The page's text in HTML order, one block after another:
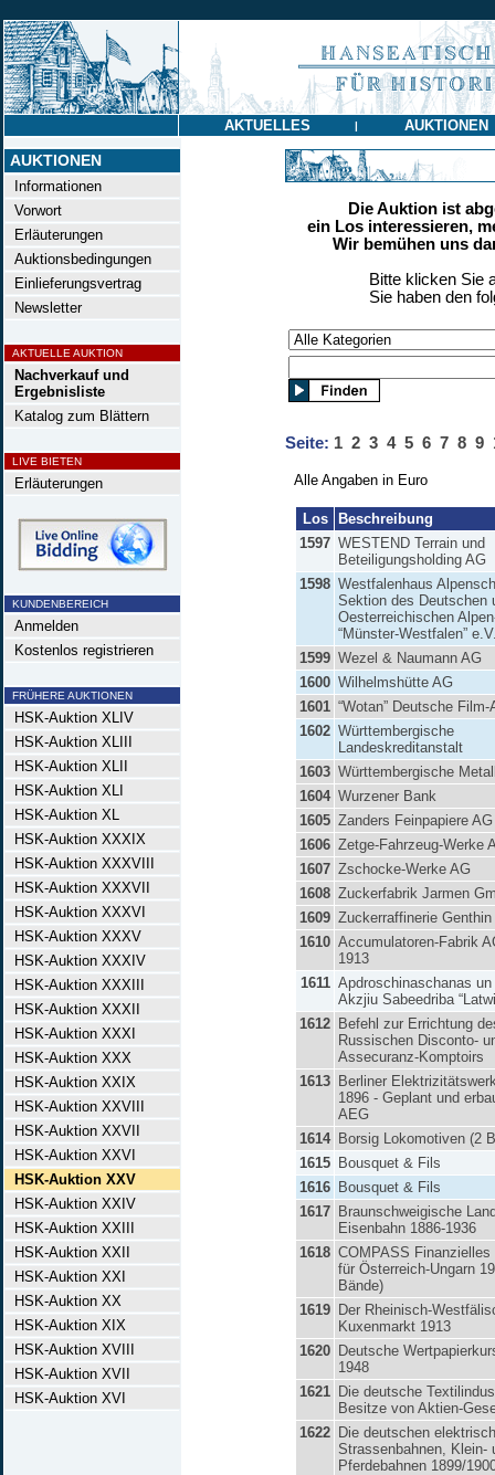
AKTUELLES | AUKTIONEN
AUKTIONEN
Informationen
Vorwort
Erläuterungen
Auktionsbedingungen
Einlieferungsvertrag
Newsletter
AKTUELLE AUKTION
Nachverkauf und
Ergebnisliste
Katalog zum Blättern
LIVE BIETEN
Erläuterungen
KUNDENBEREICH
Anmelden
Kostenlos registrieren
FRÜHERE AUKTIONEN
HSK-Auktion XLIV
HSK-Auktion XLIII
HSK-Auktion XLII
HSK-Auktion XLI
HSK-Auktion XL
HSK-Auktion XXXIX
HSK-Auktion XXXVIII
HSK-Auktion XXXVII
HSK-Auktion XXXVI
HSK-Auktion XXXV
HSK-Auktion XXXIV
HSK-Auktion XXXIII
HSK-Auktion XXXII
HSK-Auktion XXXI
HSK-Auktion XXX
HSK-Auktion XXIX
HSK-Auktion XXVIII
HSK-Auktion XXVII
HSK-Auktion XXVI
HSK-Auktion XXV
HSK-Auktion XXIV
HSK-Auktion XXIII
HSK-Auktion XXII
HSK-Auktion XXI
HSK-Auktion XX
HSK-Auktion XIX
HSK-Auktion XVIII
HSK-Auktion XVII
HSK-Auktion XVI
Die Auktion ist
ein Los interessieren,
Wir bemühen uns
Bitte klicken Sie
Sie haben den
Seite: 1 2 3 4 5 6 7 8 9
Alle Angaben in Euro
Los
Beschreibung
1597 WESTEND Terrain und
Beteiligungsholding AG
1598 Westfalenhaus
Sektion des Deutschen
Oesterreichischen
“Münster-Westfalen”
1599 Wezel & Naumann AG
1600 Wilhelmshütte AG
1601 “Wotan” Deutsche Film-
1602 Württembergische
Landeskreditanstalt
1603 Württembergische
1604 Wurzener Bank
1605 Zanders Feinpapiere AG
1606 Zetge-Fahrzeug-Werke
1607 Zschocke-Werke AG
1608 Zuckerfabrik Jarmen
1609 Zuckerraffinerie Genthin
1610 Accumulatoren-Fabrik
1913
1611 Apdroschinaschanas
Akzjiu Sabeedriba
1612 Befehl zur Errichtung
Russischen Disconto-
Assecuranz-Komptoirs
1613 Berliner
1896 - Geplant und
AEG
1614 Borsig Lokomotiven (2
1615 Bousquet & Fils
1616 Bousquet & Fils
1617 Braunschweigische
Eisenbahn 1886-1936
1618 COMPASS Finanzielles
für Österreich-Ungarn
Bände)
1619 Der Rheinisch-
Kuxenmarkt 1913
1620 Deutsche
1948
1621 Die deutsche
Besitze von Aktien-
1622 Die deutschen
Strassenbahnen, Klein-
Pferdebahnen 1899/